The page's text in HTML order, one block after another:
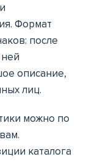
Формат
после
описание,
лиц.
можно по
каталога